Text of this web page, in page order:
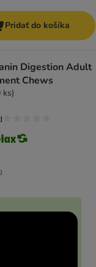
Pridať do košíka
Digestion Adult
Chews
ks)